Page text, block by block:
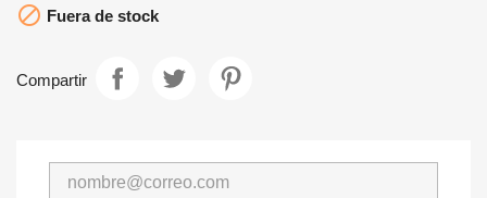
 Fuera de stock
Compartir